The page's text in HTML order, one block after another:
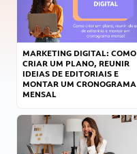
MARKETING DIGITAL: COMO
CRIAR UM PLANO, REUNIR
IDEIAS DE EDITORIAIS E
MONTAR UM CRONOGRAMA
MENSAL